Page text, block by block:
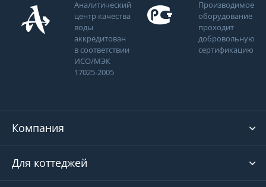
Аналитический
центр качества
воды
аккредитован
в соответствии
ИСО/МЭК
17025-2005
Производимое
оборудование
проходит
добровольную
сертификацию
Компания
Для коттеджей